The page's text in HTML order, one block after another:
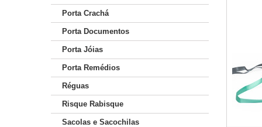
Porta Crachá
Porta Documentos
Porta Jóias
Porta Remédios
Réguas
Risque Rabisque
Sacolas e Sacochilas